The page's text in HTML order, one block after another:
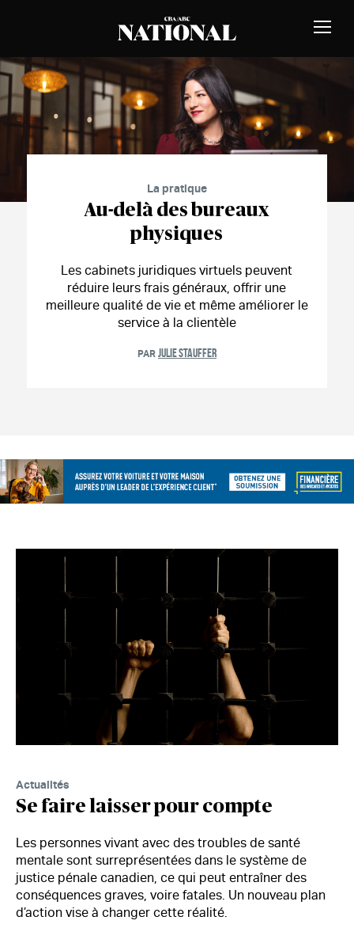
CBA
National
Magazine
La pratique
Au-delà des bureaux
physiques
Les cabinets juridiques virtuels peuvent
réduire leurs frais généraux, offrir une
meilleure qualité de vie et même améliorer le
service à la clientèle
PAR JULIE STAUFFER
Actualités
Se faire laisser pour compte
Les personnes vivant avec des troubles de santé
mentale sont surreprésentées dans le système de
justice pénale canadien, ce qui peut entraîner des
conséquences graves, voire fatales. Un nouveau plan
d’action vise à changer cette réalité.